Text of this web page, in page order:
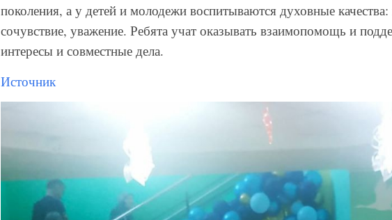
поколения, а у детей и молодежи воспитываются духовные
сочувствие, уважение. Ребята учат оказывать взаимопомощь и
интересы и совместные дела.
Источник